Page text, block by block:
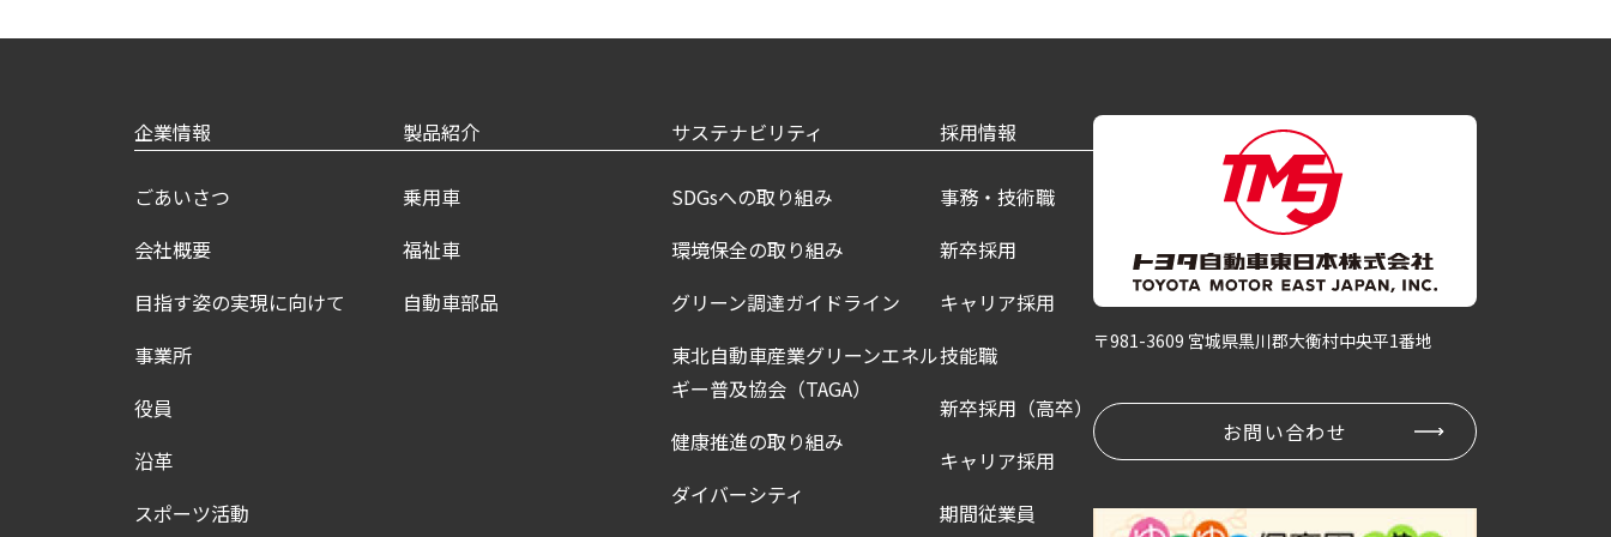
企業情報
ごあいさつ
会社概要
目指す姿の実現に向けて
事業所
役員
沿革
スポーツ活動
製品紹介
乗用車
福祉車
自動車部品
サステナビリティ
SDGsへの取り組み
環境保全の取り組み
グリーン調達ガイドライン
東北自動車産業グリーンエネル
ギー普及協会（TAGA）
健康推進の取り組み
ダイバーシティ
採用情報
事務・技術職
新卒採用
キャリア採用
技能職
新卒採用（高卒）
キャリア採用
期間従業員
〒981-3609 宮城県黒川郡大衡村中央平1番地
お問い合わせ